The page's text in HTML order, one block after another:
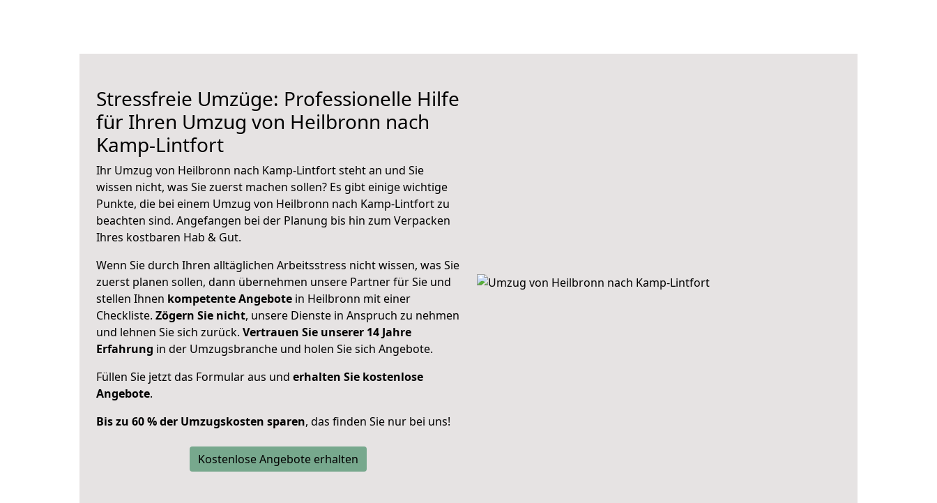
Stressfreie Umzüge: Professionelle Hilfe
für Ihren Umzug von Heilbronn nach
Kamp-Lintfort
Ihr Umzug von Heilbronn nach Kamp-Lintfort steht an und Sie
wissen nicht, was Sie zuerst machen sollen? Es gibt einige wichtige
Punkte, die bei einem Umzug von Heilbronn nach Kamp-Lintfort zu
beachten sind. Angefangen bei der Planung bis hin zum Verpacken
Ihres kostbaren Hab & Gut.
Wenn Sie durch Ihren alltäglichen Arbeitsstress nicht wissen, was Sie
zuerst planen sollen, dann übernehmen unsere Partner für Sie und
stellen Ihnen kompetente Angebote in Heilbronn mit einer
Checkliste. Zögern Sie nicht, unsere Dienste in Anspruch zu nehmen
und lehnen Sie sich zurück. Vertrauen Sie unserer 14 Jahre
Erfahrung in der Umzugsbranche und holen Sie sich Angebote.
Füllen Sie jetzt das Formular aus und erhalten Sie kostenlose
Angebote.
Bis zu 60 % der Umzugskosten sparen, das finden Sie nur bei uns!
Kostenlose Angebote erhalten